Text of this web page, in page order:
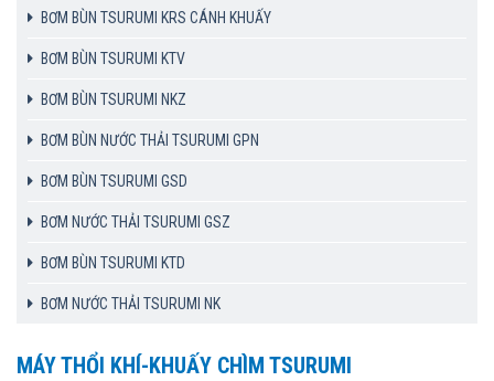
BƠM BÙN TSURUMI KRS CÁNH KHUẤY
BƠM BÙN TSURUMI KTV
BƠM BÙN TSURUMI NKZ
BƠM BÙN NƯỚC THẢI TSURUMI GPN
BƠM BÙN TSURUMI GSD
BƠM NƯỚC THẢI TSURUMI GSZ
BƠM BÙN TSURUMI KTD
BƠM NƯỚC THẢI TSURUMI NK
MÁY THỔI KHÍ-KHUẤY CHÌM TSURUMI